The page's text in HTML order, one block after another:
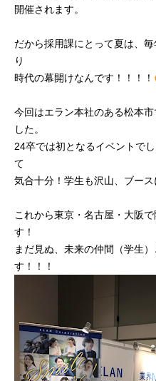
開催されます。
だから採用課にとって夏は、
り
時代の幕開けなんです！！！！
今回はエラン本社のある松本
した。
24卒では初となるイベントで
て
気合十分！学生も沢山、ブー
これから東京・名古屋・大阪
す！
まだ見ぬ、未来の仲間（学生
す！！！